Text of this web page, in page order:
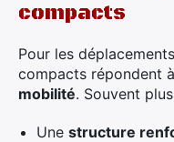
compacts
Pour les
compacts répondent
mobilité. Souvent
Une structure